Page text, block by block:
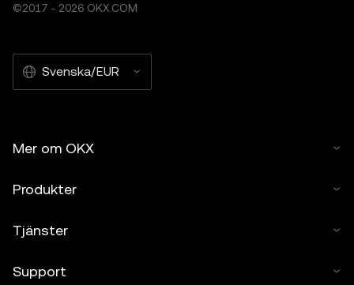
©2017 - 2026 OKX.COM
Svenska/EUR
Mer om OKX
Produkter
Tjänster
Support